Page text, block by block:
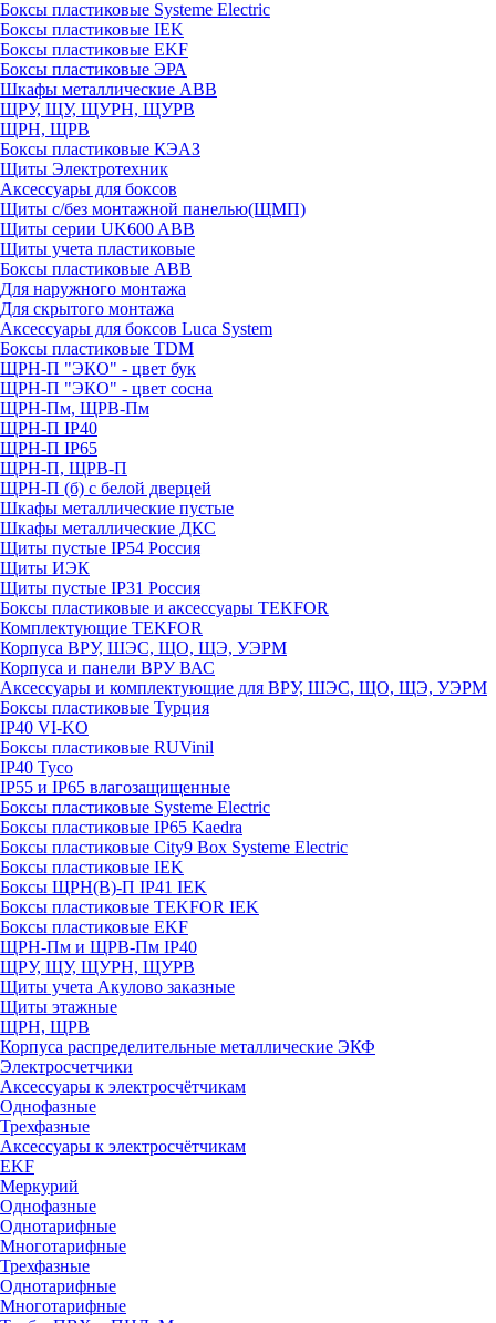
Боксы пластиковые Systeme Electric
Боксы пластиковые IEK
Боксы пластиковые EKF
Боксы пластиковые ЭРА
Шкафы металлические ABB
ЩРУ, ЩУ, ЩУРН, ЩУРВ
ЩРН, ЩРВ
Боксы пластиковые КЭАЗ
Щиты Электротехник
Аксессуары для боксов
Щиты с/без монтажной панелью(ЩМП)
Щиты серии UK600 ABB
Щиты учета пластиковые
Боксы пластиковые ABB
Для наружного монтажа
Для скрытого монтажа
Аксессуары для боксов Luca System
Боксы пластиковые TDM
ЩРН-П "ЭКО" - цвет бук
ЩРН-П "ЭКО" - цвет сосна
ЩРН-Пм, ЩРВ-Пм
ЩРН-П IP40
ЩРН-П IP65
ЩРН-П, ЩРВ-П
ЩРН-П (б) с белой дверцей
Шкафы металлические пустые
Шкафы металлические ДКС
Щиты пустые IP54 Россия
Щиты ИЭК
Щиты пустые IP31 Россия
Боксы пластиковые и аксессуары TEKFOR
Комплектующие TEKFOR
Корпуса ВРУ, ШЭС, ЩО, ЩЭ, УЭРМ
Корпуса и панели ВРУ ВАС
Аксессуары и комплектующие для ВРУ, ШЭС, ЩО, ЩЭ, УЭРМ
Боксы пластиковые Турция
IP40 VI-KO
Боксы пластиковые RUVinil
IP40 Тусо
IP55 и IP65 влагозащищенные
Боксы пластиковые Systeme Electric
Боксы пластиковые IP65 Kaedra
Боксы пластиковые City9 Box Systeme Electric
Боксы пластиковые IEK
Боксы ЩРН(В)-П IP41 IEK
Боксы пластиковые TEKFOR IEK
Боксы пластиковые EKF
ЩРН-Пм и ЩРВ-Пм IP40
ЩРУ, ЩУ, ЩУРН, ЩУРВ
Щиты учета Акулово заказные
Щиты этажные
ЩРН, ЩРВ
Корпуса распределительные металлические ЭКФ
Электросчетчики
Аксессуары к электросчётчикам
Однофазные
Трехфазные
Аксессуары к электросчётчикам
EKF
Меркурий
Однофазные
Однотарифные
Многотарифные
Трехфазные
Однотарифные
Многотарифные